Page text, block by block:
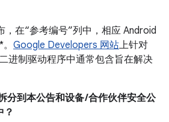
，在“参考编号”列中，相应 Android
Google Developers 网站上针对
进制驱动程序中通常包含旨在解决
分到本公告和设备 /合作伙伴安全公
？